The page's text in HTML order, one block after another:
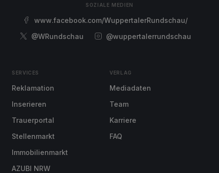
SOZIALE MEDIEN
www.facebook.com/WuppertalerRundschau/
@WRundschau
@wuppertalerrundschau
SERVICES
Reklamation
Inserieren
Trauerportal
Stellenmarkt
Immobilienmarkt
AZUBI NRW
VERLAG
Mediadaten
Team
Karriere
FAQ